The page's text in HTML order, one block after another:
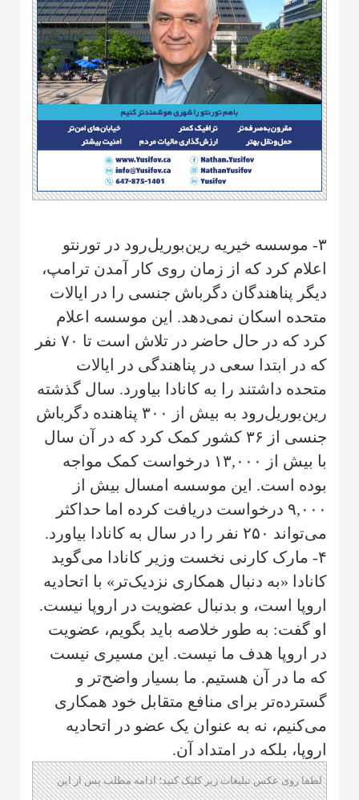
۳- موسسه خیریه رین‌بوریل‌رود در تورنتو
اعلام کرد که از زمان روی کار آمدن ترامپ،
دیگر پناهندگان دگرباش جنسی را در ایالات
متحده اسکان نمی‌دهد. این موسسه اعلام
کرد که در حال حاضر در تلاش است تا ۷۰ نفر
که در ابتدا سعی در پناهندگی در ایالات
متحده داشتند را به کانادا بیاورد. سال گذشته
رین‌بوریل‌رود به بیش از ۳۰۰ پناهنده دگرباش
جنسی از ۳۶ کشور کمک کرد که در آن سال
با بیش از ۱۳,۰۰۰ درخواست کمک مواجه
بوده است. این موسسه امسال بیش از
۹,۰۰۰ درخواست دریافت کرده اما حداکثر
می‌تواند ۲۵۰ نفر را در سال به کانادا بیاورد.
۴- مارک کارنی نخست وزیر کانادا می‌گوید
کانادا «به دنبال همکاری نزدیک‌تر» با اتحادیه
اروپا است، و بدنبال عضویت در اروپا نیست.
او گفت: به طور خلاصه باید بگویم، عضویت
در اروپا هدف ما نیست. این مسیری نیست
که ما در آن هستیم. ما بسیار واضح‌تر و
گسترده‌تر برای منافع متقابل خود همکاری
می‌کنیم، نه به عنوان یک عضو در اتحادیه
اروپا، بلکه در امتداد آن.
لطفا روی عکس تبلیغات زیر کلیک کنید؛ ادامه مطلب پس از این